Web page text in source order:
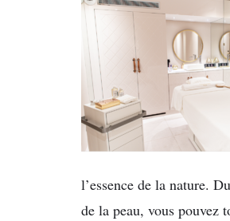
l’essence de la nature.
de la peau, vous pouvez